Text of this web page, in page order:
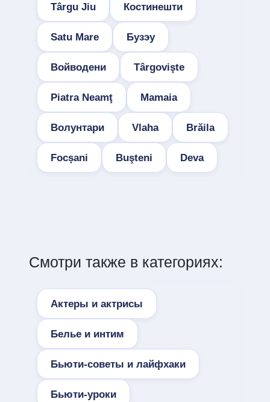
Târgu Jiu Костинешти
Satu Mare Бузэу
Войводени Târgovişte
Piatra Neamţ Mamaia
Волунтари Vlaha Brăila
Focșani Buşteni Deva
Смотри также в категориях:
Актеры и актрисы
Белье и интим
Бьюти-советы и лайфхаки
Бьюти-уроки